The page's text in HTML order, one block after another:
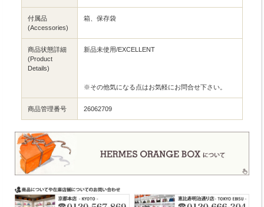
付属品
(Accessories)
箱、保存袋
商品状態詳細
(Product
Details)
新品未使用/EXCELLENT
※その他気になる点はお気軽にお問合せ下さい。
商品管理番号 26062709